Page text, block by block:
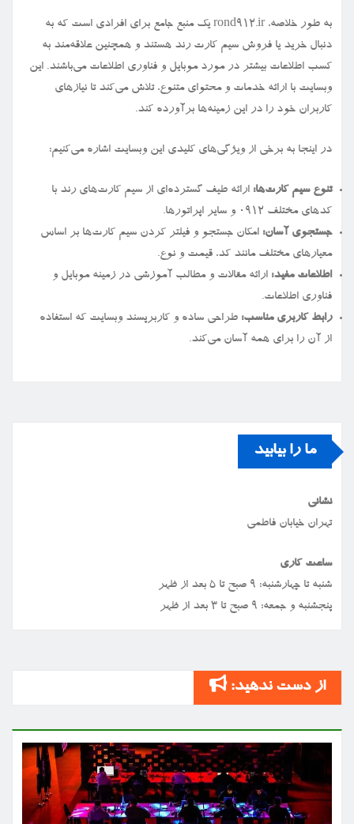
به طور خلاصه، rond912.ir یک منبع جامع برای افرادی است که به
دنبال خرید یا فروش سیم کارت رند هستند و همچنین علاقه‌مند به
کسب اطلاعات بیشتر در مورد موبایل و فناوری اطلاعات می‌باشند. این
وبسایت با ارائه خدمات و محتوای متنوع، تلاش می‌کند تا نیازهای
کاربران خود را در این زمینه‌ها برآورده کند.
در اینجا به برخی از ویژگی‌های کلیدی این وبسایت اشاره می‌کنیم:
تنوع سیم کارت‌ها: ارائه طیف گسترده‌ای از سیم کارت‌های رند با
کدهای مختلف ۰۹۱۲ و سایر اپراتورها.
جستجوی آسان: امکان جستجو و فیلتر کردن سیم کارت‌ها بر اساس
معیارهای مختلف مانند کد، قیمت و نوع.
اطلاعات مفید: ارائه مقالات و مطالب آموزشی در زمینه موبایل و
فناوری اطلاعات.
رابط کاربری مناسب: طراحی ساده و کاربرپسند وبسایت که استفاده
از آن را برای همه آسان می‌کند.
ما را بیابید
نشانی
تهران خیابان فاطمی
ساعت کاری
شنبه تا چهارشنبه: ۹ صبح تا ۵ بعد از ظهر
پنجشنبه و جمعه: ۹ صبح تا ۳ بعد از ظهر
از دست ندهید: